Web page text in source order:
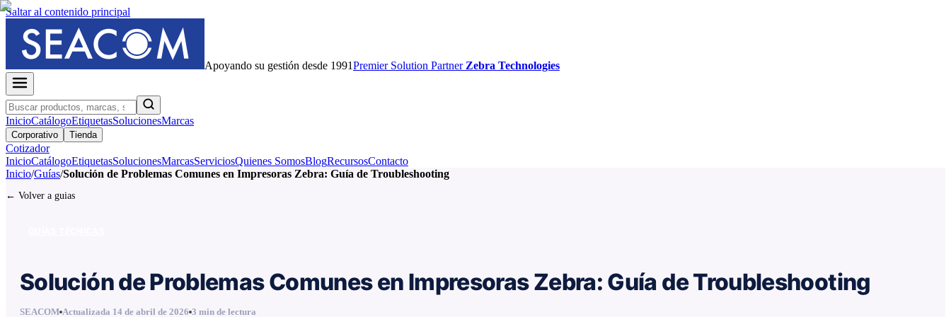
Saltar al contenido principal
Apoyando su gestión desde 1991PremierSolution Partner Zebra Technologies
InicioCatálogoEtiquetasSolucionesMarcas
Corporativo Tienda
Cotizador
InicioCatálogoEtiquetasSolucionesMarcasServiciosQuienes SomosBlogRecursosContacto
Inicio/Guías/Solución de Problemas Comunes en Impresoras Zebra: Guía de Troubleshooting
← Volver a guias
Solución de Problemas Comunes en Impresoras Zebra: Guía de Troubleshooting
SEACOM Actualizada 14 de abril de 2026 3 min de lectura